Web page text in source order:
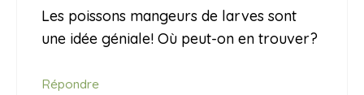
Les poissons mangeurs de larves sont
une idée géniale! Où peut-on en trouver?
Répondre